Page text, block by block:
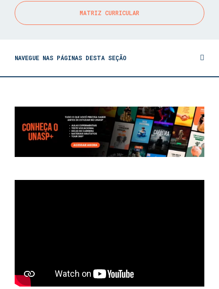
MATRIZ CURRICULAR
NAVEGUE NAS PÁGINAS DESTA SEÇÃO